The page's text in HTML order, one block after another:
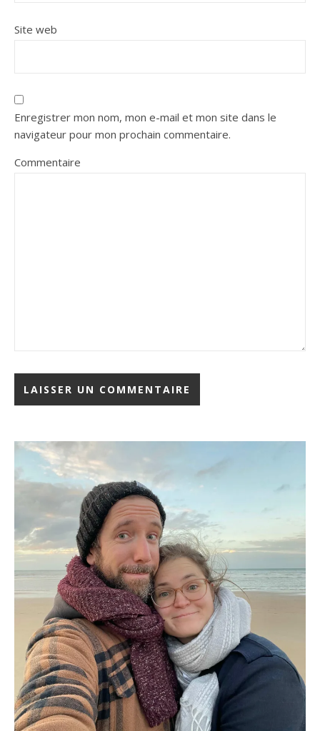
Site web
Enregistrer mon nom, mon e-mail et mon site dans le
navigateur pour mon prochain commentaire.
Commentaire